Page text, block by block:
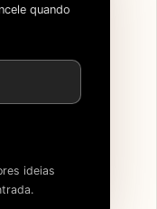
quando
ideias